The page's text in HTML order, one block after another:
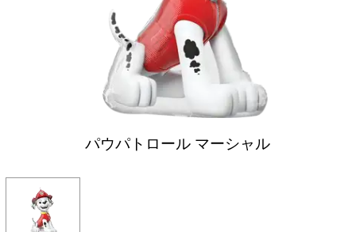
パウパトロール マーシャル